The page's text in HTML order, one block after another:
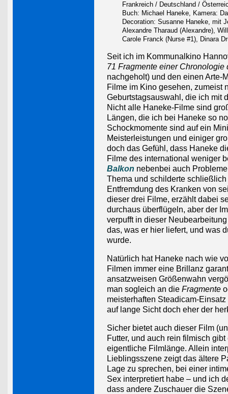
Frankreich / Deutschland /
Buch: Michael Haneke, Kamera:
Decoration: Susanne Haneke, mit
Alexandre Tharaud (Alexandre),
Carole Franck (Nurse #1), Dinara
Seit ich im Kommunalkino
71 Fragmente einer Chronologie
nachgeholt) und den einen Arte-
Filme im Kino gesehen, zumeist
Geburtstagsauswahl, die ich mit
Nicht alle Haneke-Filme sind
Längen, die ich bei Haneke so
Schockmomente sind auf ein
Meisterleistungen und einiger
doch das Gefühl, dass Haneke
Filme des international weniger
Balkon nebenbei auch
Thema und schilderte
Entfremdung des Kranken von
dieser drei Filme, erzählt dabei
durchaus überflügeln, aber der
verpufft in dieser
das, was er hier liefert, und was
wurde.
Natürlich hat Haneke nach wie
Filmen immer eine Brillanz
ansatzweisen Größenwahn
man sogleich an die Fragmente
meisterhaften Steadicam-
auf lange Sicht doch eher der
Sicher bietet auch dieser Film
Futter, und auch rein filmisch
eigentliche Filmlänge. Allein
Lieblingsszene zeigt das ältere
Lage zu sprechen, bei einer
Sex interpretiert habe – und ich
dass andere Zuschauer die